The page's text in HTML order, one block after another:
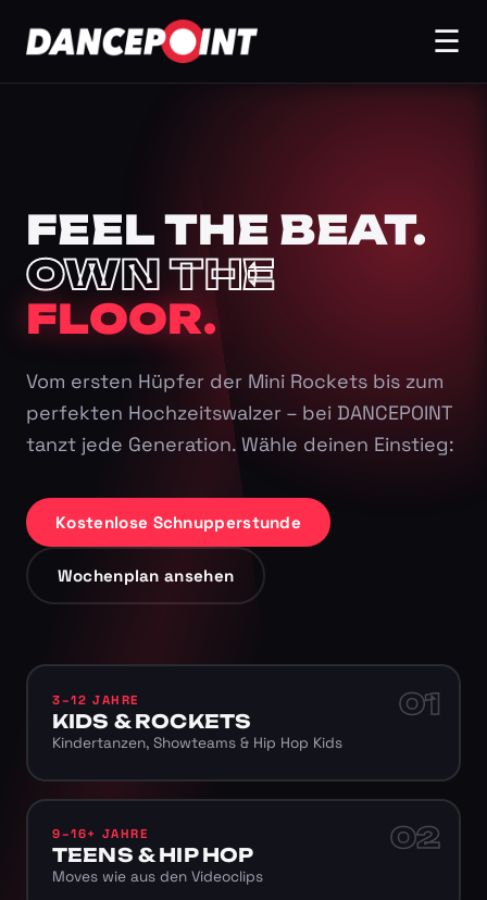
☰
FEEL THE BEAT.
OWN THE
FLOOR.
Vom ersten Hüpfer der Mini Rockets bis zum
perfekten Hochzeitswalzer – bei DANCEPOINT
tanzt jede Generation. Wähle deinen Einstieg:
Kostenlose Schnupperstunde
Wochenplan ansehen
01
3–12 JAHRE
KIDS & ROCKETS
Kindertanzen, Showteams & Hip Hop Kids
02
9–16+ JAHRE
TEENS & HIP HOP
Moves wie aus den Videoclips